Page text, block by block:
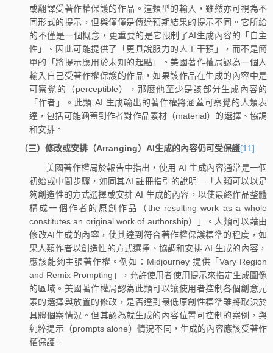
或翻譯受著作權保護的作品。這類型的輸入，雖然亦可視為不
同形式的提示，但與僅僅是傳達預期結果的提示不同。它所給
的不僅是一個概念，更重要的是它限制了AI生成內容的「自主
性」。因此可能提供了「更具說服力的人工干預」，而不是簡
單的「將提示應用於未知的起點」。美國著作權局認為一個人
輸入自己受著作權保護的作品，如果該作品在生成的內容中是
可察覺的（perceptible），那麼他至少是該部分生成內容的
「作者」。此類 AI 生成輸出的著作權將涵蓋可察覺的人類表
達，包括可能涵蓋到作者對作品素材（material）的選擇、協調
和安排。
（三）修改或安排（Arranging）AI生成的內容仍可受保護[11]
美國著作權局於報告中指出，使用 AI 生成內容通常是一個
初始或中間步驟，如同其AI 註冊指引的說明—「人類可以以足
夠創造性的方式選擇或安排 AI 生成的內容，以使最終作品整體
構成一個作者的原創作品（the resulting work as a whole
constitutes an original work of authorship）」。人類可以藉由
修改AI生成的內容，使其達到符合著作權保護標準的程度，如
果人類作者以創造性的方式選擇、協調和安排 AI 生成的內容，
應該能夠主張著作權。例如：Midjourney 提供「Vary Region
and Remix Prompting」，允許使用者使用提示來指定生成圖像
的區域。美國著作權局認為此類可以讓使用者控制各個創意元
素的選擇與放置的修改，是否達到最低原創性標準雖將取決於
具體個案情況。但其認為就生成的內容位置可控制的案例，與
純粹提示（prompts alone）情況不同，生成的內容應該受著作
權保護。